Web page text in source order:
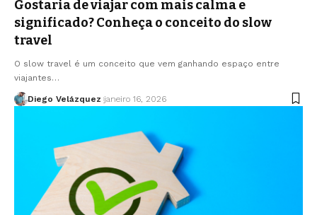
Gostaria de viajar com mais calma e
significado? Conheça o conceito do slow
travel
O slow travel é um conceito que vem ganhando espaço entre
viajantes…
Diego Velázquez janeiro 16, 2026